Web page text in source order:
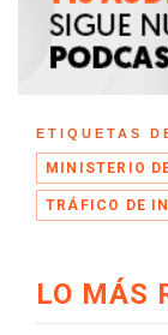
ETIQUETAS
MINISTERIO
TRÁFICO DE
LO MÁS